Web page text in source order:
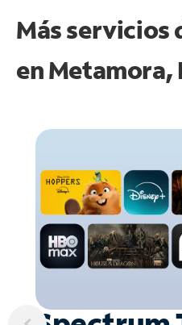
Más servicios
enMetamora,